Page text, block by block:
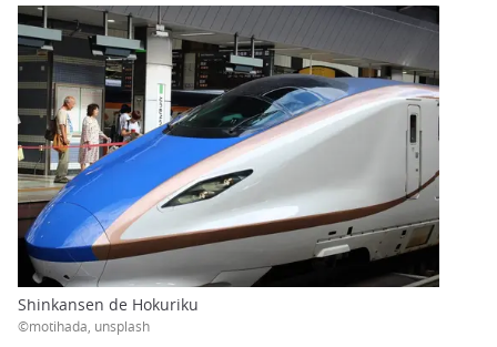
Shinkansen de Hokuriku
©motihada, unsplash